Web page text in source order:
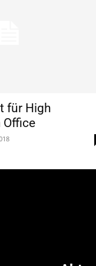
für High
Office